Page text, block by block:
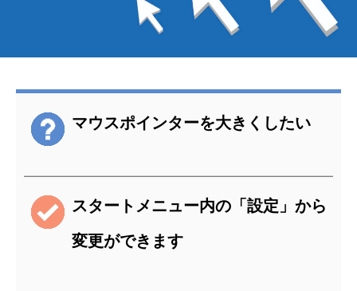
マウスポインターを大きくしたい
スタートメニュー内の「設定」から
変更ができます